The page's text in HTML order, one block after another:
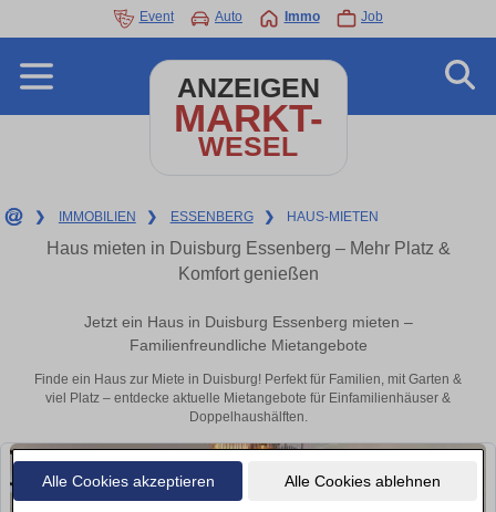
Alle Cookies akzeptieren Alle Cookies ablehnen
Event Auto Immo Job
ANZEIGEN
MARKT-
WESEL
❯ IMMOBILIEN ❯ ESSENBERG ❯ HAUS-MIETEN
Haus mieten in Duisburg Essenberg – Mehr Platz &
Komfort genießen
Jetzt ein Haus in Duisburg Essenberg mieten –
Familienfreundliche Mietangebote
Finde ein Haus zur Miete in Duisburg! Perfekt für Familien, mit Garten &
viel Platz – entdecke aktuelle Mietangebote für Einfamilienhäuser &
Doppelhaushälften.